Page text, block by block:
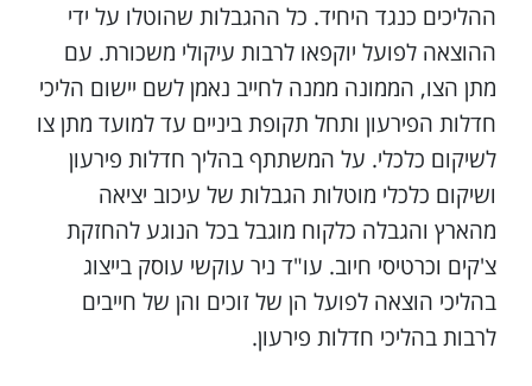
ההליכים כנגד היחיד. כל ההגבלות שהוטלו על ידי
ההוצאה לפועל יוקפאו לרבות עיקולי משכורת. עם
מתן הצו, הממונה ממנה לחייב נאמן לשם יישום הליכי
חדלות הפירעון ותחל תקופת ביניים עד למועד מתן צו
לשיקום כלכלי. על המשתתף בהליך חדלות פירעון
ושיקום כלכלי מוטלות הגבלות של עיכוב יציאה
מהארץ והגבלה כלקוח מוגבל בכל הנוגע להחזקת
צ'קים וכרטיסי חיוב. עו"ד ניר עוקשי עוסק בייצוג
בהליכי הוצאה לפועל הן של זוכים והן של חייבים
לרבות בהליכי חדלות פירעון.